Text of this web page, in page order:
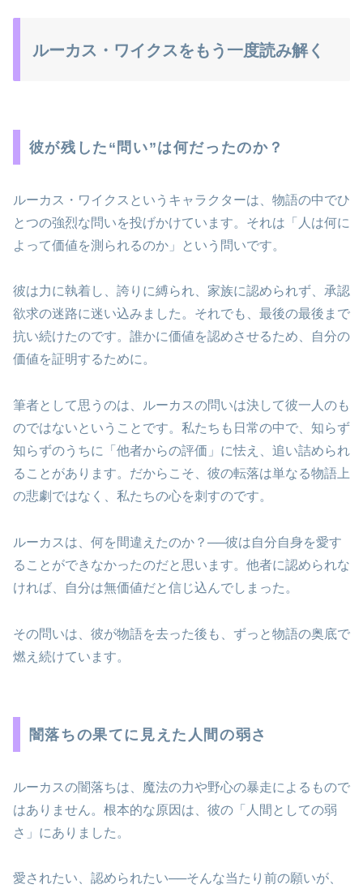
ルーカス・ワイクスをもう一度読み解く
彼が残した“問い”は何だったのか？
ルーカス・ワイクスというキャラクターは、物語の中でひ
とつの強烈な問いを投げかけています。それは「人は何に
よって価値を測られるのか」という問いです。
彼は力に執着し、誇りに縛られ、家族に認められず、承認
欲求の迷路に迷い込みました。それでも、最後の最後まで
抗い続けたのです。誰かに価値を認めさせるため、自分の
価値を証明するために。
筆者として思うのは、ルーカスの問いは決して彼一人のも
のではないということです。私たちも日常の中で、知らず
知らずのうちに「他者からの評価」に怯え、追い詰められ
ることがあります。だからこそ、彼の転落は単なる物語上
の悲劇ではなく、私たちの心を刺すのです。
ルーカスは、何を間違えたのか？──彼は自分自身を愛す
ることができなかったのだと思います。他者に認められな
ければ、自分は無価値だと信じ込んでしまった。
その問いは、彼が物語を去った後も、ずっと物語の奥底で
燃え続けています。
闇落ちの果てに見えた人間の弱さ
ルーカスの闇落ちは、魔法の力や野心の暴走によるもので
はありません。根本的な原因は、彼の「人間としての弱
さ」にありました。
愛されたい、認められたい──そんな当たり前の願いが、